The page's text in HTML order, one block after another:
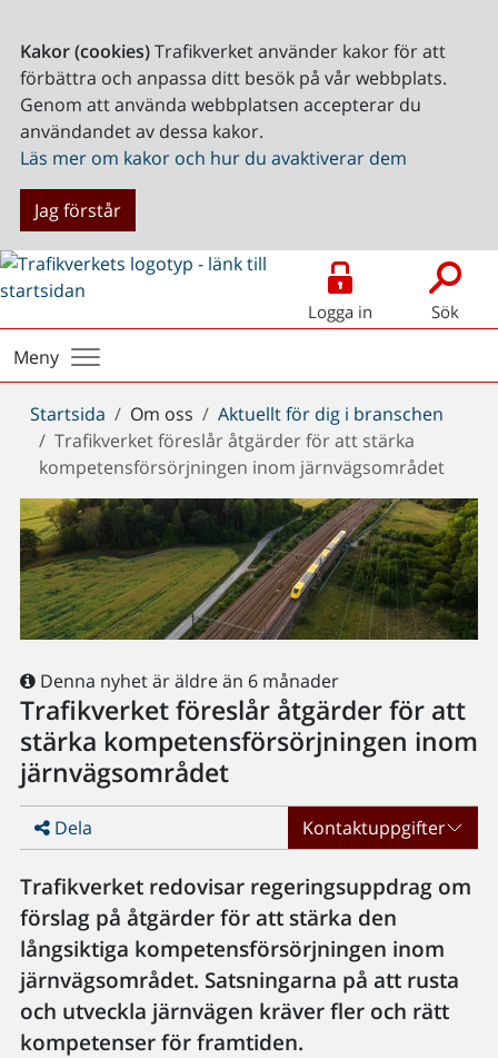
Kakor (cookies)Trafikverket använder kakor för att
förbättra och anpassa ditt besök på vår webbplats.
Genom att använda webbplatsen accepterar du
användandet av dessa kakor.
Läs mer om kakor och hur du avaktiverar dem
Jag förstår
Logga in Sök
Meny
Du
är
här:
Startsida Om oss
Aktuellt för dig i branschen
Trafikverket föreslår åtgärder för att stärka
kompetensförsörjningen inom järnvägsområdet
Denna nyhet är äldre än 6 månader
Trafikverket föreslår åtgärder för att
stärka kompetensförsörjningen inom
järnvägsområdet
Dela Kontaktuppgifter
Trafikverket redovisar regeringsuppdrag om
förslag på åtgärder för att stärka den
långsiktiga kompetensförsörjningen inom
järnvägsområdet. Satsningarna på att rusta
och utveckla järnvägen kräver fler och rätt
kompetenser för framtiden.